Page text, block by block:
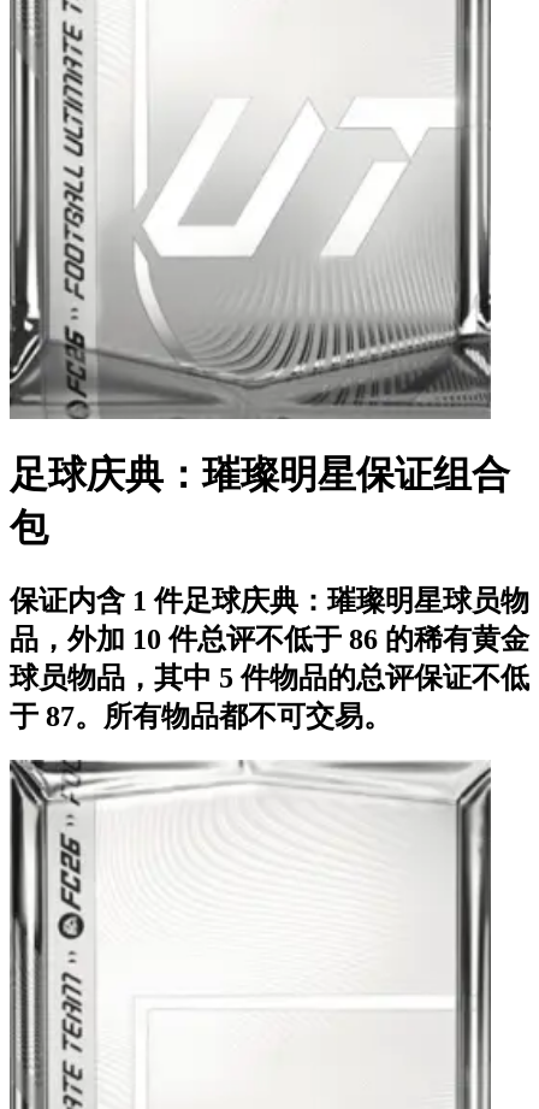
足球庆典：璀璨明星保证组合
包
保证内含 1 件足球庆典：璀璨明星球员物
品，外加 10 件总评不低于 86 的稀有黄金
球员物品，其中 5 件物品的总评保证不低
于 87。所有物品都不可交易。